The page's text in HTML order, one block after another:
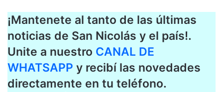
¡Mantenete al tanto de las últimas
noticias de San Nicolás y el país!.
Unite a nuestro CANAL DE
WHATSAPP y recibí las novedades
directamente en tu teléfono.